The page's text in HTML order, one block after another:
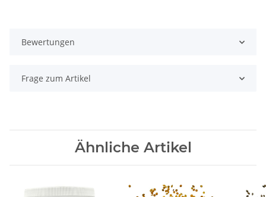
Bewertungen
Frage zum Artikel
Ähnliche Artikel